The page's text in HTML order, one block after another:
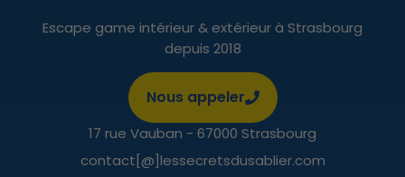
Escape game intérieur & extérieur à Strasbourg
depuis 2018
Nous appeler
17 rue Vauban - 67000 Strasbourg
contact[@]lessecretsdusablier.com